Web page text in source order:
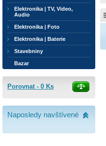
Elektronika | TV, Video,
Audio
Elektronika | Foto
Elektronika | Baterie
Stavebniny
Bazar
Porovnat - 0 Ks
Naposledy navštívené